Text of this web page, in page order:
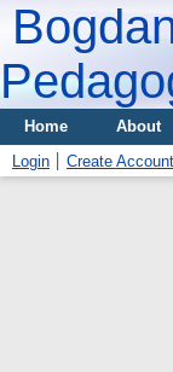
Home About
Login
Create Account